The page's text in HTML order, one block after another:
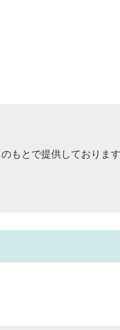
もとで提供しておりま